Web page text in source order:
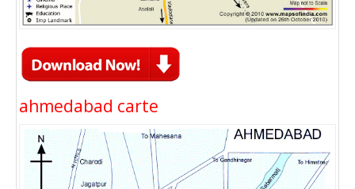
ahmedabad carte